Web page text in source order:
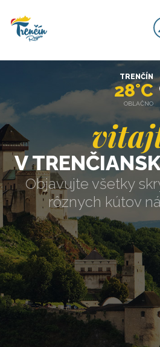
V
Objavujte všetky
rôznych kútov
TRENČÍN
28°C
OBLAČNO